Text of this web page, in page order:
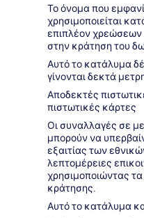
Το όνομα που
χρησιμοποιείται
επιπλέον χρεώσεων
στην κράτηση του
Αυτό το κατάλυμα
γίνονται δεκτά
Αποδεκτές
πιστωτικές κάρτες
Οι συναλλαγές σε
μπορούν να
εξαιτίας των
λεπτομέρειες
χρησιμοποιώντας
κράτησης.
Αυτό το κατάλυμα